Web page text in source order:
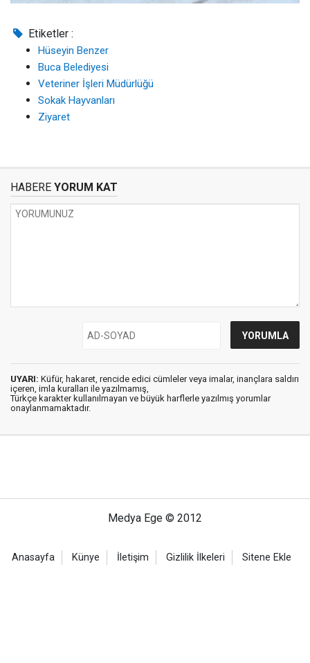
Etiketler :
Hüseyin Benzer
Buca Belediyesi
Veteriner İşleri Müdürlüğü
Sokak Hayvanları
Ziyaret
HABERE YORUM KAT
UYARI: Küfür, hakaret, rencide edici cümleler veya imalar, inançlara saldırı
içeren, imla kuralları ile yazılmamış,
Türkçe karakter kullanılmayan ve büyük harflerle yazılmış yorumlar
onaylanmamaktadır.
Medya Ege © 2012
Anasayfa Künye İletişim Gizlilik İlkeleri Sitene Ekle